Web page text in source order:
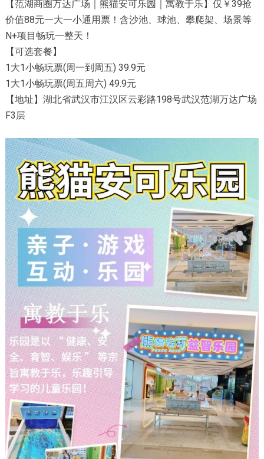
【范湖商圈万达广场｜熊猫安可乐园｜寓教于乐】仅￥39抢
价值88元一大一小通用票！含沙池、球池、攀爬架、场景等
N+项目畅玩一整天！
【可选套餐】
1大1小畅玩票(周一到周五) 39.9元
1大1小畅玩票(周五周六) 49.9元
【地址】湖北省武汉市江汉区云彩路198号武汉范湖万达广场
F3层